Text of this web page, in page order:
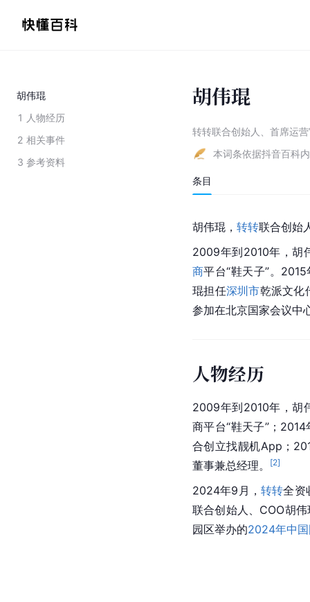
胡伟琨
1 人物经历
2 相关事件
3 参考资料
胡伟琨
转转联合创始人、首席运
本词条依据抖音百科
条目
胡伟琨， 转转联合创始
2009年到2010年，胡
商平台“鞋天子”。
琨担任深圳市乾派文化
参加在北京国家会议中
人物经历
2009年到2010年，胡
商平台“鞋天子”；
合创立找靓机App；
董事兼总经理。
[2]
2024年9月， 转转全资
联合创始人、COO胡
园区举办的2024年中